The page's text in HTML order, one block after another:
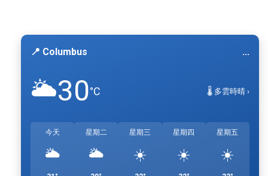
📍 Columbus ...
🌥️30°C 🌡️ 多雲時晴 ›
今天
🌥️
星期二
🌥️
星期三
☀️
星期四
☀️
星期五
☀️